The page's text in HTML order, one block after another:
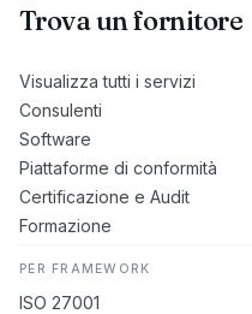
Trova un fornitore
Visualizza tutti i servizi
Consulenti
Software
Piattaforme di conformità
Certificazione e Audit
Formazione
PER FRAMEWORK
ISO 27001